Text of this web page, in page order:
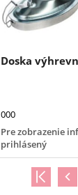
Doska
000
Pre zobrazenie
prihlásený